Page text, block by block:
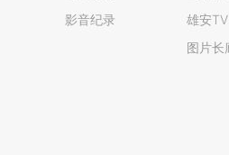
影音纪录
雄安TV
图片长